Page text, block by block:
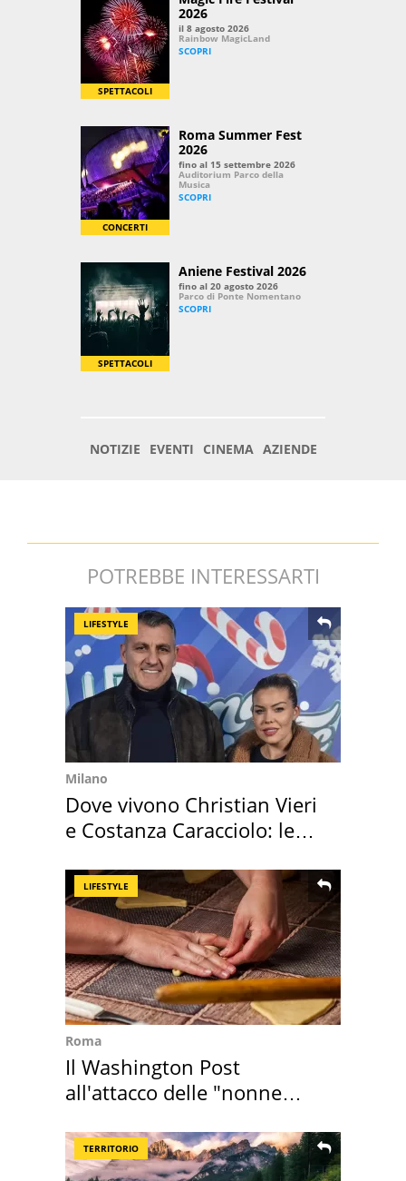
POTREBBE INTERESSARTI
LIFESTYLE
Milano
Dove vivono Christian Vieri
e Costanza Caracciolo: le
LIFESTYLE
Roma
Il Washington Post
all'attacco delle "nonne
TERRITORIO